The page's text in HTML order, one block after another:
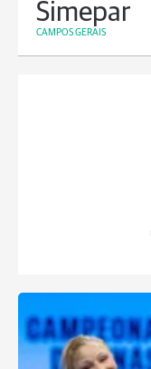
Simepar
CAMPOS GERAIS